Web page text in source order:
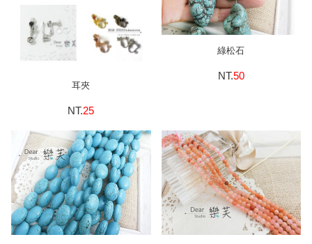
耳夾
NT.25
綠松石
NT.50